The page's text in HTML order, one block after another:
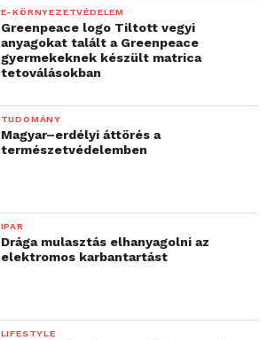
E-KÖRNYEZETVÉDELEM
Greenpeace logo Tiltott vegyi
anyagokat talált a Greenpeace
gyermekeknek készült matrica
tetoválásokban
TUDOMÁNY
Magyar–erdélyi áttörés a
természetvédelemben
IPAR
Drága mulasztás elhanyagolni az
elektromos karbantartást
LIFESTYLE